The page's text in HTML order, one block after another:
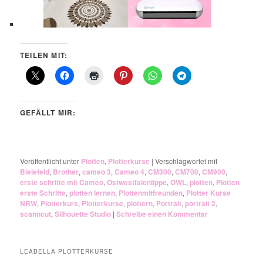
TEILEN MIT:
GEFÄLLT MIR:
Veröffentlicht unter Plotten, Plotterkurse |Verschlagwortet mit
Bielefeld, Brother,cameo 3,Cameo 4,CM300,CM700,CM900,
erste schritte mit Cameo,Ostwestfalenlippe,OWL,plotten, Plotten
erste Schritte,plotten lernen, Plottenmitfreunden, Plotter Kurse
NRW, Plotterkurs, Plotterkurse,plottern, Portrait,portrait 2,
scanncut,Silhouette Studio |Schreibe einen Kommentar
LEABELLA PLOTTERKURSE